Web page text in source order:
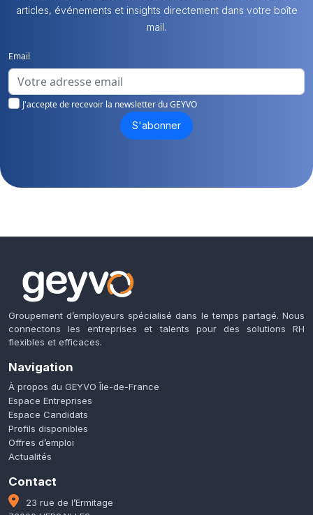
articles, événements et insights directement dans votre boîte
mail.
Email
J'accepte de recevoir la newsletter du GEYVO
S'abonner
Groupement d’employeurs spécialisé dans le temps partagé. Nous
connectons les entreprises et talents pour des solutions RH
flexibles et efficaces.
Navigation
À propos du GEYVO Île-de-France
Espace Entreprises
Espace Candidats
Profils disponibles
Offres d’emploi
Actualités
Contact
23 rue de l’Ermitage